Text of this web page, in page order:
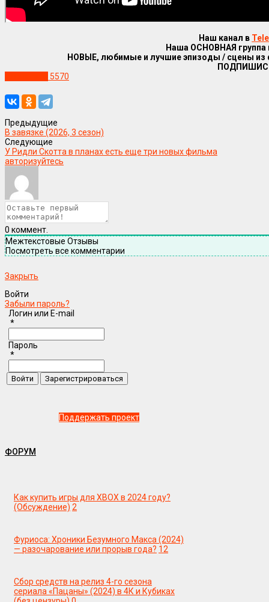
Наш канал в
Наша ОСНОВНАЯ группа
НОВЫЕ, любимые и лучшие эпизоды / сцены
5570
Предыдущие
В завязке (2026, 3 сезон)
Следующие
У Ридли Скотта в планах есть еще три новых фильма
авторизуйтесь
0 коммент.
Межтекстовые Отзывы
Посмотреть все комментарии
Закрыть
Войти
Забыли пароль?
Логин или E-mail
*
Пароль
*
Поддержать проект
ФОРУМ
Как купить игры для XBOX в 2024 году?
(Обсуждение) 2
Фуриоса: Хроники Безумного Макса (2024)
— разочарование или прорыв года? 12
Сбор средств на релиз 4-го сезона
сериала «Пацаны» (2024) в 4К и Кубиках